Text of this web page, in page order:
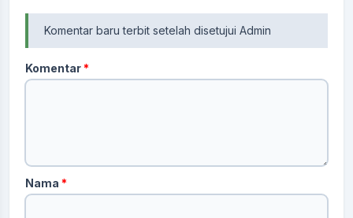
Komentar baru terbit setelah disetujui Admin
Komentar*
Nama *